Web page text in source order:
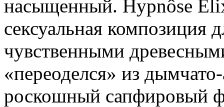
насыщенный. Hypnôse
сексуальная композиция
чувственными
«переоделся» из
роскошный сапфировый